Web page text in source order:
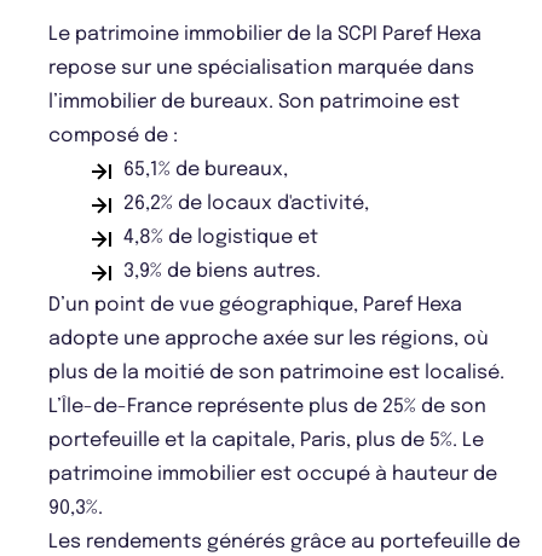
Le patrimoine immobilier de la SCPI Paref Hexa
repose sur une spécialisation marquée dans
l’immobilier de bureaux. Son patrimoine est
composé de :
65,1% de bureaux,
26,2% de locaux d'activité,
4,8% de logistique et
3,9% de biens autres.
D’un point de vue géographique, Paref Hexa
adopte une approche axée sur les régions, où
plus de la moitié de son patrimoine est localisé.
L’Île-de-France représente plus de 25% de son
portefeuille et la capitale, Paris, plus de 5%. Le
patrimoine immobilier est occupé à hauteur de
90,3%.
Les rendements générés grâce au portefeuille de